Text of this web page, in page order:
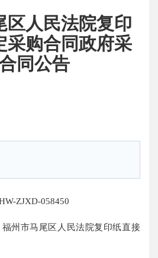
区人民法院复印
采购合同政府采
同公告
ZJXD-058450
福州市马尾区人民法院复印纸直接